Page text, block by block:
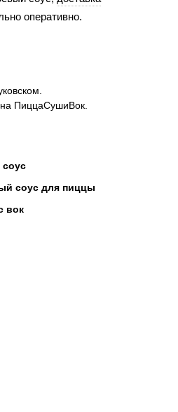
оперативно.
ПиццаСушиВок.
соус
соус для пиццы
вок